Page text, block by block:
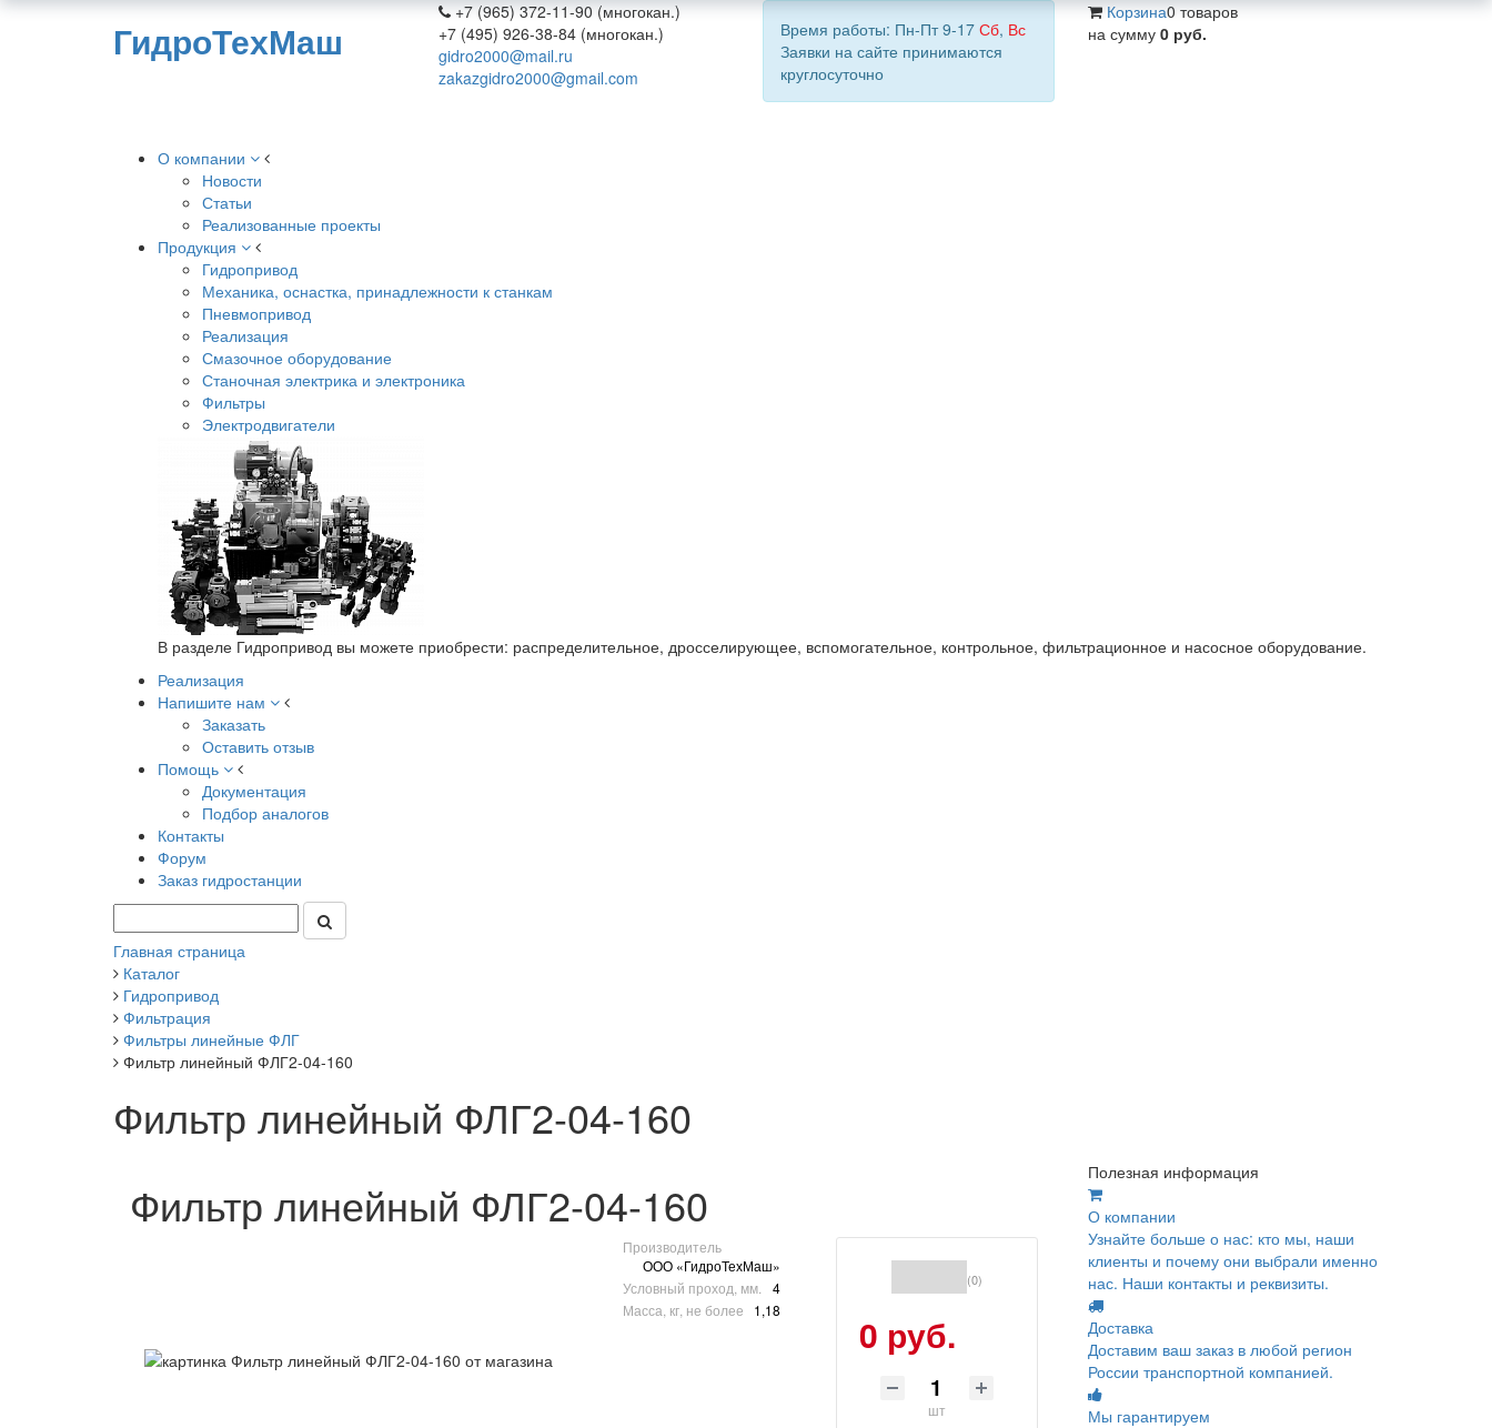
ГидроТехМаш
+7 (965) 372-11-90 (многокан.)
+7 (495) 926-38-84 (многокан.)
gidro2000@mail.ru
zakazgidro2000@gmail.com
Время работы: Пн-Пт 9-17 Сб, Вс
Заявки на сайте принимаются
круглосуточно
Корзина0 товаров
на сумму 0 руб.
О компании
Новости
Статьи
Реализованные проекты
Продукция
Гидропривод
Механика, оснастка, принадлежности к станкам
Пневмопривод
Реализация
Смазочное оборудование
Станочная электрика и электроника
Фильтры
Электродвигатели
В разделе Гидропривод вы можете приобрести: распределительное, дросселирующее, вспомогательное, контрольное, фильтрационное и насосное оборудование.
Реализация
Напишите нам
Заказать
Оставить отзыв
Помощь
Документация
Подбор аналогов
Контакты
Форум
Заказ гидростанции
Главная страница
Каталог
Гидропривод
Фильтрация
Фильтры линейные ФЛГ
Фильтр линейный ФЛГ2-04-160
Фильтр линейный ФЛГ2-04-160
Фильтр линейный ФЛГ2-04-160
Производитель
ООО «ГидроТехМаш»
Условный проход, мм.
4
Масса, кг, не более
1,18
(0)
0 руб.
шт
Полезная информация
О компании
Узнайте больше о нас: кто мы, наши
клиенты и почему они выбрали именно
нас. Наши контакты и реквизиты.
Доставка
Доставим ваш заказ в любой регион
России транспортной компанией.
Мы гарантируем